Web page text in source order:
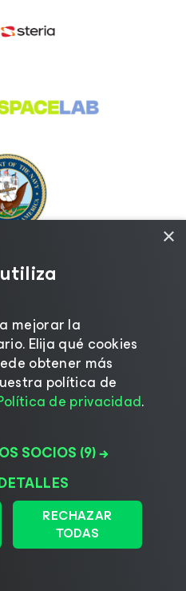
×
mejorar la
Elija qué cookies
obtener más
política de
de privacidad.
SOCIOS (9) →
RECHAZAR
TODAS